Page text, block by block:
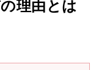
理由とは